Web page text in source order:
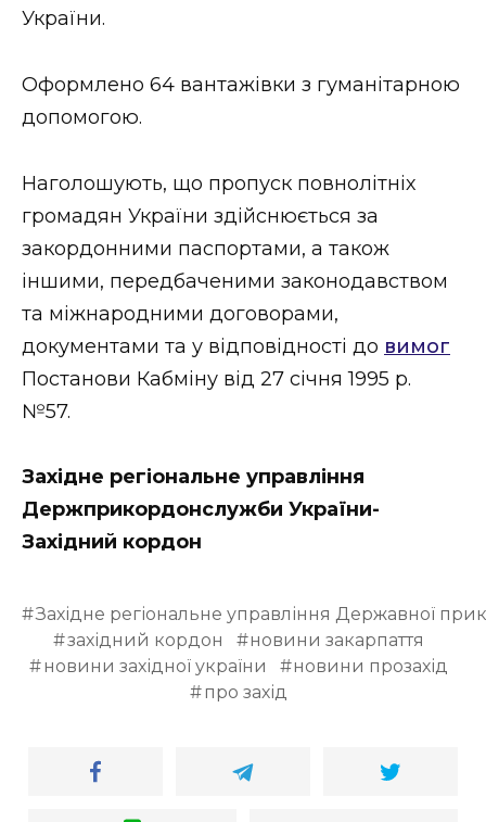
України.
Оформлено 64 вантажівки з гуманітарною
допомогою.
Наголошують, що пропуск повнолітніх
громадян України здійснюється за
закордонними паспортами, а також
іншими, передбаченими законодавством
та міжнародними договорами,
документами та у відповідності до вимог
Постанови Кабміну від 27 січня 1995 р.
№57.
Західне регіональне управління
Держприкордонслужби України-
Західний кордон
Західне регіональне управління Державної
західний кордон
новини закарпаття
новини західної україни
новини прозахід
про захід